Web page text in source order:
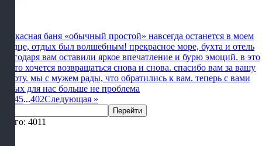
Каркасная баня «обычный простой» навсегда останется в моем
сердце, отдых был волшебным! прекрасное море, бухта и отель
благодаря вам оставили яркое впечатление и бурю эмоций. в это
место хочется возвращаться снова и снова. спасибо вам за вашу
работу. мы с мужем рады, что обратились к вам. теперь с вами
отдых для нас больше не проблема
45...402Следующая »
Перейти
Всего: 4011